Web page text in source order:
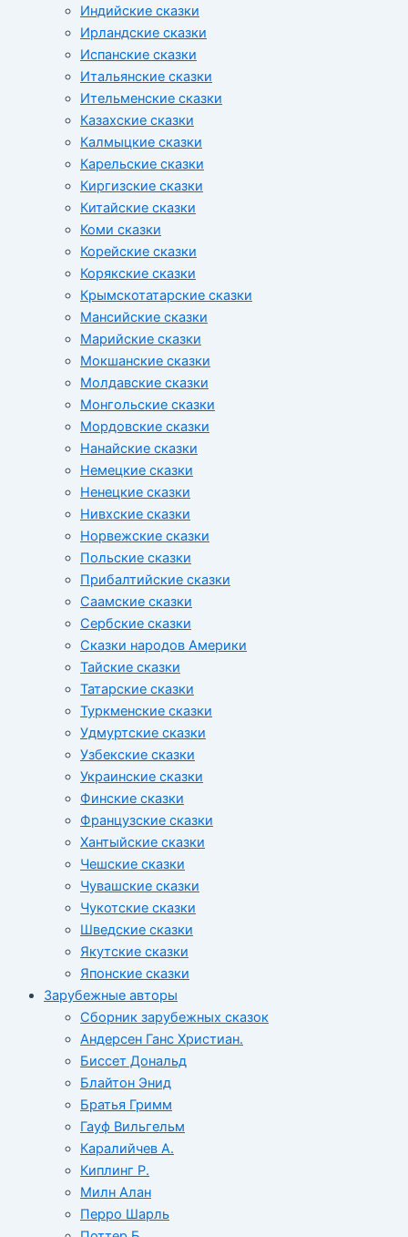
Индийские сказки
Ирландские сказки
Испанские сказки
Итальянские сказки
Ительменские сказки
Казахские сказки
Калмыцкие сказки
Карельские сказки
Киргизские сказки
Китайские сказки
Коми сказки
Корейские сказки
Корякские сказки
Крымскотатарские сказки
Мансийские сказки
Марийские сказки
Мокшанские сказки
Молдавские сказки
Монгольские сказки
Мордовские сказки
Нанайские сказки
Немецкие сказки
Ненецкие сказки
Нивхские сказки
Норвежские сказки
Польские сказки
Прибалтийские сказки
Cаамские сказки
Сербские сказки
Сказки народов Америки
Тайские сказки
Татарские сказки
Туркменские сказки
Удмуртские сказки
Узбекские сказки
Украинские сказки
Финские сказки
Французские сказки
Хантыйские сказки
Чешские сказки
Чувашские сказки
Чукотские сказки
Шведские сказки
Якутские сказки
Японские сказки
Зарубежные авторы
Сборник зарубежных сказок
Андерсен Ганс Христиан.
Биссет Дональд
Блайтон Энид
Братья Гримм
Гауф Вильгельм
Каралийчев А.
Киплинг Р.
Милн Алан
Перро Шарль